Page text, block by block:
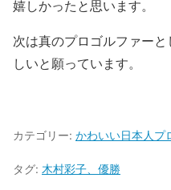
嬉しかったと思います。
次は真のプロゴルファー
しいと願っています。
カテゴリー: かわいい日本人プ
タグ: 木村彩子、優勝